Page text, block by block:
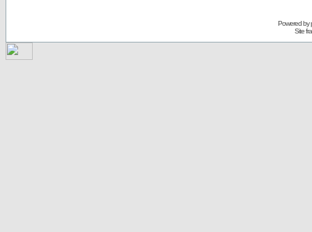
Powered by
Site